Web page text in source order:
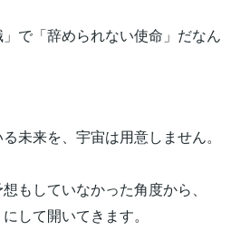
で「辞められない使命」だなん
未来を、宇宙は用意しません。
もしていなかった角度から、
して開いてきます。